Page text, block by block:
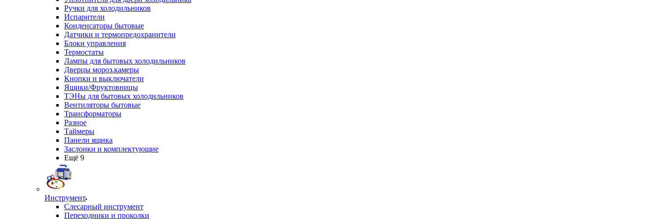
Ручки для холодильников
Испарители
Конденсаторы бытовые
Датчики и термопредохранители
Блоки управления
Термостаты
Лампы для бытовых холодильников
Дверцы мороз.камеры
Кнопки и выключатели
Ящики/Фруктовницы
ТЭНы для бытовых холодильников
Вентиляторы бытовые
Трансформаторы
Разное
Таймеры
Панели ящика
Заслонки и комплектующие
Ещё 9
Инструмент
Слесарный инструмент
Переходники и проколки